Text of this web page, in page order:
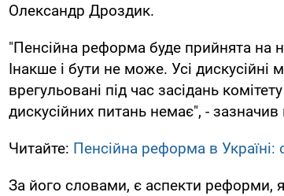
Олександр Дроздик.
"Пенсійна реформа буде прийнята на
Інакше і бути не може. Усі
врегульовані під час засідань
дискусійних питань немає", - зазначив
Читайте: Пенсійна реформа в Україні:
За його словами, є аспекти реформи,